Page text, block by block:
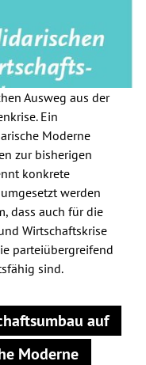
Ausweg aus der
Ein
Moderne
zur bisherigen
konkrete
werden
dass auch für die
Wirtschaftskrise
parteiübergreifend
sind.
auf
Moderne